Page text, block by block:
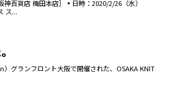
百貨店 梅田本店］▪日時：2020/2/26（水）
ス...
グランフロント大阪で開催された、OSAKA KNIT